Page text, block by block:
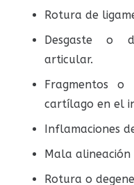
Rotura de
Desgaste o
articular.
Fragmentos
cartílago en el
Inflamaciones
Mala
Rotura o